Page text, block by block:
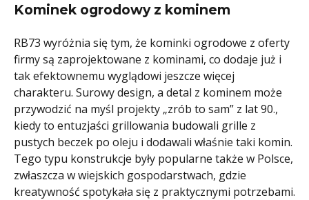
Kominek ogrodowy z kominem
RB73 wyróżnia się tym, że kominki ogrodowe z oferty
firmy są zaprojektowane z kominami, co dodaje już i
tak efektownemu wyglądowi jeszcze więcej
charakteru. Surowy design, a detal z kominem może
przywodzić na myśl projekty „zrób to sam” z lat 90.,
kiedy to entuzjaści grillowania budowali grille z
pustych beczek po oleju i dodawali właśnie taki komin.
Tego typu konstrukcje były popularne także w Polsce,
zwłaszcza w wiejskich gospodarstwach, gdzie
kreatywność spotykała się z praktycznymi potrzebami.